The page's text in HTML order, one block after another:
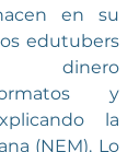
en su
edutubers
dinero
y
la
(NEM). Lo